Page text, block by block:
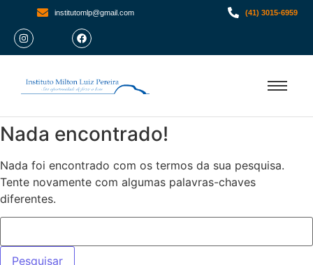
institutomlp@gmail.com (41) 3015-6959
Nada encontrado!
Nada foi encontrado com os termos da sua pesquisa.
Tente novamente com algumas palavras-chaves
diferentes.